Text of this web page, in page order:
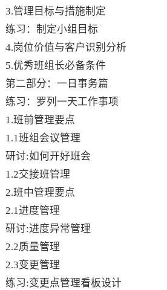
3.管理目标与措施制定
练习：制定小组目标
4.岗位价值与客户识别分析
5.优秀班组长必备条件
第二部分：一日事务篇
练习：罗列一天工作事项
1.班前管理要点
1.1班组会议管理
研讨:如何开好班会
1.2交接班管理
2.班中管理要点
2.1进度管理
研讨:进度异常管理
2.2质量管理
2.3变更管理
练习:变更点管理看板设计